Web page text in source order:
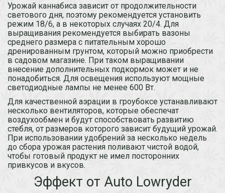
Урожай каннабиса зависит от продолжительности
светового дня, поэтому рекомендуется установить
режим 18/6, а в некоторых случаях 20/4. Для
выращивания рекомендуется выбирать вазоны
среднего размера с питательным хорошо
дренированным грунтом, который можно приобрести
в садовом магазине. При таком выращивании
внесение дополнительных подкормок может и не
понадобиться. Для освещения используют мощные
светодиодные лампы не менее 600 Вт.
Для качественной аэрации в гроубоксе устанавливают
несколько вентиляторов, которые обеспечат
воздухообмен и будут способствовать развитию
стебля, от размеров которого зависит будущий урожай.
При использовании удобрений за несколько недель
до сбора урожая растения поливают чистой водой,
чтобы готовый продукт не имел посторонних
привкусов и вкусов.
Эффект от Auto Lowryder